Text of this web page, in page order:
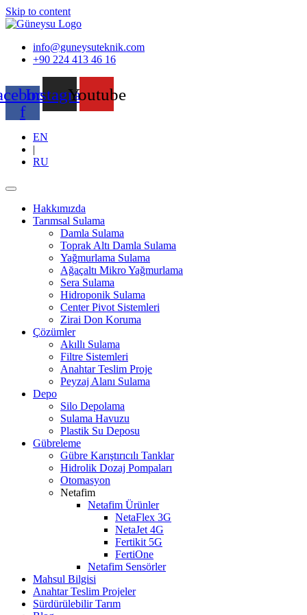
Skip to content
info@guneysuteknik.com
+90 224 413 46 16
f
InstagramYoutube
EN
|
RU
Hakkımızda
Tarımsal Sulama
Damla Sulama
Toprak Altı Damla Sulama
Yağmurlama Sulama
Ağaçaltı Mikro Yağmurlama
Sera Sulama
Hidroponik Sulama
Center Pivot Sistemleri
Zirai Don Koruma
Çözümler
Akıllı Sulama
Filtre Sistemleri
Anahtar Teslim Proje
Peyzaj Alanı Sulama
Depo
Silo Depolama
Sulama Havuzu
Plastik Su Deposu
Gübreleme
Gübre Karıştırıcılı Tanklar
Hidrolik Dozaj Pompaları
Otomasyon
Netafim
Netafim Ürünler
NetaFlex 3G
NetaJet 4G
Fertikit 5G
FertiOne
Netafim Sensörler
Mahsul Bilgisi
Anahtar Teslim Projeler
Sürdürülebilir Tarım